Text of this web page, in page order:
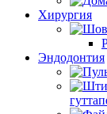
Хирургия
Эндодонтия